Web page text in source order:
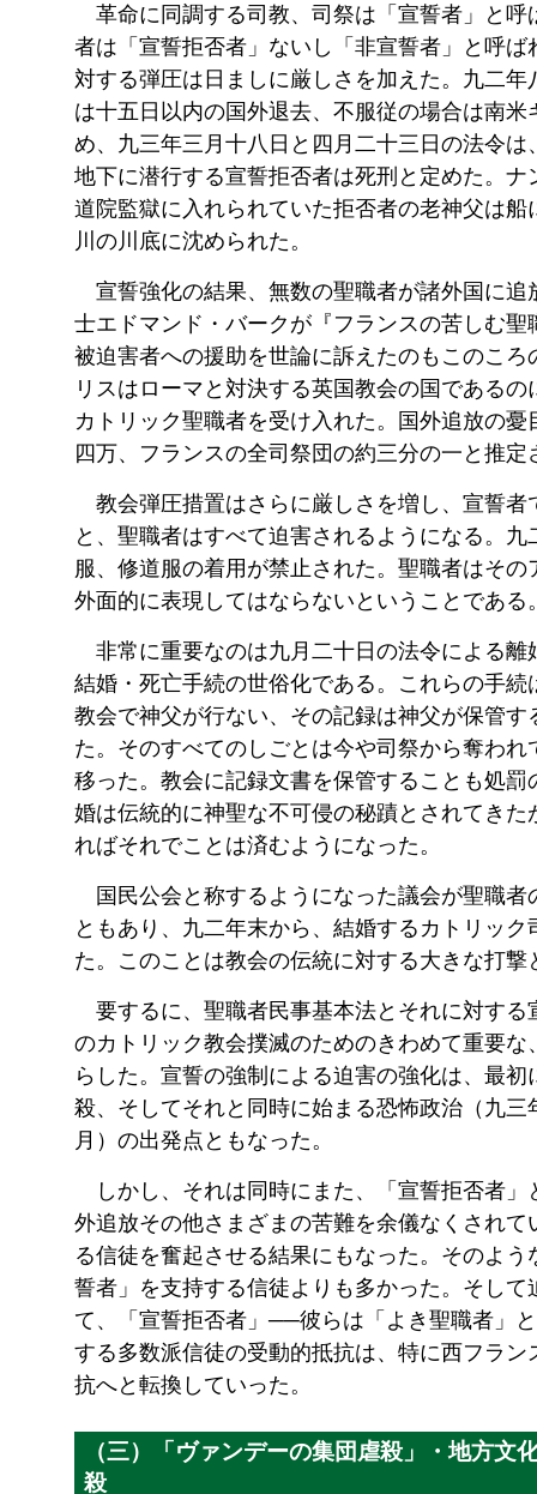
革命に同調する司教、司祭は「宣誓者」と呼
者は「宣誓拒否者」ないし「非宣誓者」と呼ば
対する弾圧は日ましに厳しさを加えた。九二年
は十五日以内の国外退去、不服従の場合は南米
め、九三年三月十八日と四月二十三日の法令は
地下に潜行する宣誓拒否者は死刑と定めた。ナ
道院監獄に入れられていた拒否者の老神父は船
川の川底に沈められた。
宣誓強化の結果、無数の聖職者が諸外国に追
士エドマンド・バークが『フランスの苦しむ聖
被迫害者への援助を世論に訴えたのもこのころ
リスはローマと対決する英国教会の国である
カトリック聖職者を受け入れた。国外追放の憂
四万、フランスの全司祭団の約三分の一と推定
教会弾圧措置はさらに厳しさを増し、宣誓者
と、聖職者はすべて迫害されるようになる。九
服、修道服の着用が禁止された。聖職者はその
外面的に表現してはならないということである
非常に重要なのは九月二十日の法令による離
結婚・死亡手続の世俗化である。これらの手続
教会で神父が行ない、その記録は神父が保管す
た。そのすべてのしごとは今や司祭から奪われ
移った。教会に記録文書を保管することも処罰
婚は伝統的に神聖な不可侵の秘蹟とされてきた
ればそれでことは済むようになった。
国民公会と称するようになった議会が聖職者
ともあり、九二年末から、結婚するカトリック
た。このことは教会の伝統に対する大きな打撃
要するに、聖職者民事基本法とそれに対する
のカトリック教会撲滅のためのきわめて重要な
らした。宣誓の強制による迫害の強化は、最初
殺、そしてそれと同時に始まる恐怖政治（九三
月）の出発点ともなった。
しかし、それは同時にまた、「宣誓拒否者」
外追放その他さまざまの苦難を余儀なくされて
る信徒を奮起させる結果にもなった。そのよう
誓者」を支持する信徒よりも多かった。そして
て、「宣誓拒否者」──彼らは「よき聖職者」
する多数派信徒の受動的抵抗は、特に西フラン
抗へと転換していった。
（三）「ヴァンデーの集団虐殺」・地方文
殺